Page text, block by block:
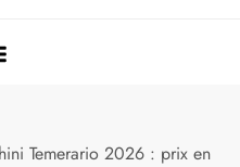
Temerario 2026 : prix en